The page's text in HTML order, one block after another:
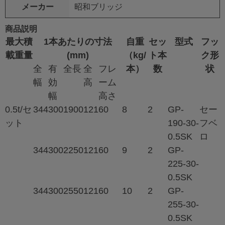
メーカー 昭和ブリッジ
商品説明
最大積
載重量
1本あたりの寸法
(mm)
自重
（kg/
本）
セッ
ト本
数
型式
フッ
ク形
状
全
幅
有
効
幅
全長 全
高
フレ
ーム
高さ
0.5t/セ
ット
344300190012160 8 2
GP-
190-30-
0.5SK
セー
フベ
ロ
344300225012160 9 2
GP-
225-30-
0.5SK
344300255012160 10 2
GP-
255-30-
0.5SK